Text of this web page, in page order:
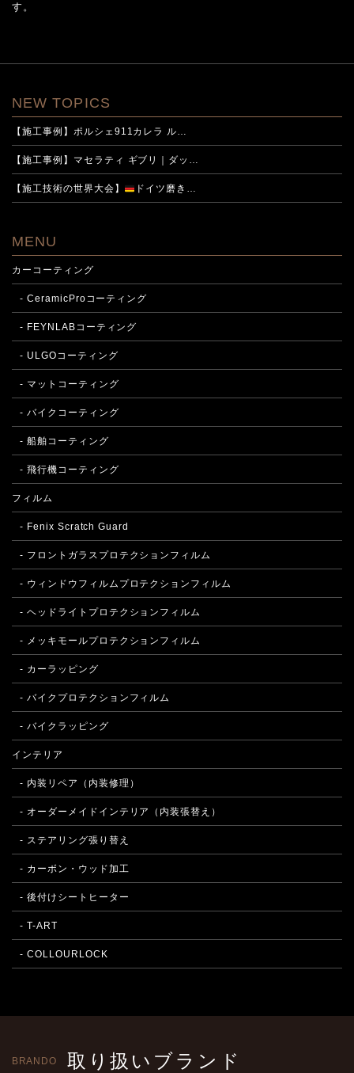
す。
NEW TOPICS
【施工事例】ポルシェ911カレラ ル…
【施工事例】マセラティ ギブリ｜ダッ…
【施工技術の世界大会】 ドイツ磨き…
MENU
カーコーティング
- CeramicProコーティング
- FEYNLABコーティング
- ULGOコーティング
- マットコーティング
- バイクコーティング
- 船舶コーティング
- 飛行機コーティング
フィルム
- Fenix Scratch Guard
- フロントガラスプロテクションフィルム
- ウィンドウフィルムプロテクションフィルム
- ヘッドライトプロテクションフィルム
- メッキモールプロテクションフィルム
- カーラッピング
- バイクプロテクションフィルム
- バイクラッピング
インテリア
- 内装リペア（内装修理）
- オーダーメイドインテリア（内装張替え）
- ステアリング張り替え
- カーボン・ウッド加工
- 後付けシートヒーター
- T-ART
- COLLOURLOCK
BRANDO 取り扱いブランド